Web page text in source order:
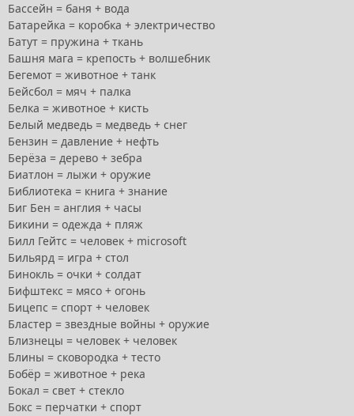
Бассейн = баня + вода
Батарейка = коробка + электричество
Батут = пружина + ткань
Башня мага = крепость + волшебник
Бегемот = животное + танк
Бейсбол = мяч + палка
Белка = животное + кисть
Белый медведь = медведь + снег
Бензин = давление + нефть
Берёза = дерево + зебра
Биатлон = лыжи + оружие
Библиотека = книга + знание
Биг Бен = англия + часы
Бикини = одежда + пляж
Билл Гейтс = человек + microsoft
Бильярд = игра + стол
Бинокль = очки + солдат
Бифштекс = мясо + огонь
Бицепс = спорт + человек
Бластер = звездные войны + оружие
Близнецы = человек + человек
Блины = сковородка + тесто
Бобёр = животное + река
Бокал = свет + стекло
Бокс = перчатки + спорт